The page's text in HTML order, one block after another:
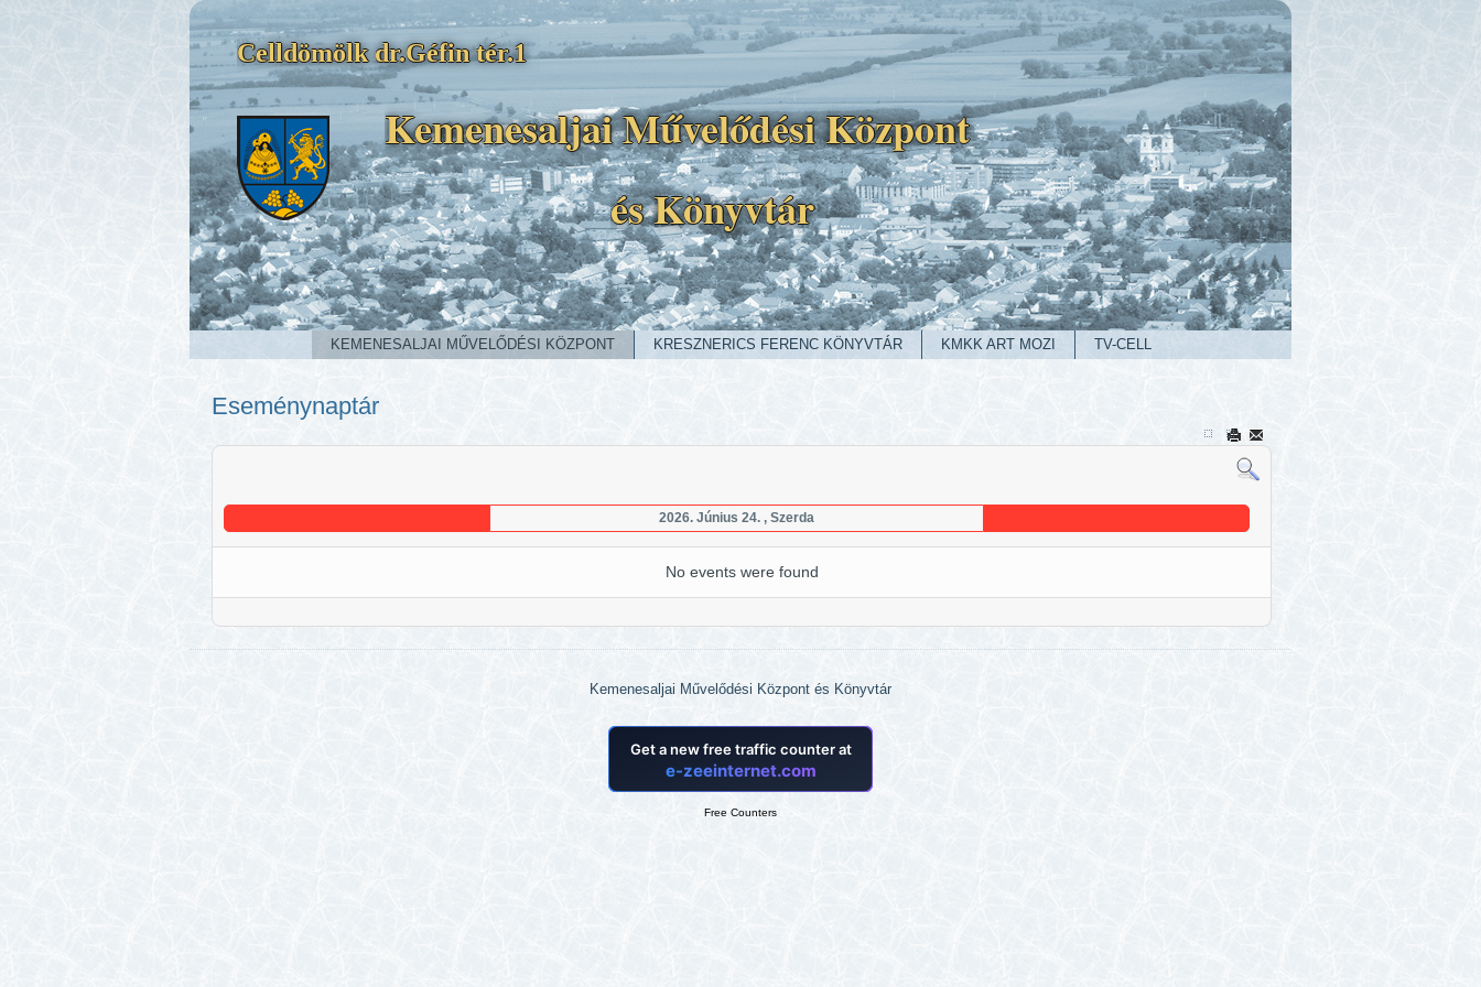
Kemenesaljai Művelődési Központ
Celldömölk dr.Géfin tér.1
és Könyvtár
KEMENESALJAI MŰVELŐDÉSI KÖZPONT KRESZNERICS FERENC KÖNYVTÁR KMKK ART MOZI TV-CELL
Eseménynaptár
2026. Június 24. , Szerda
No events were found
Kemenesaljai Művelődési Központ és Könyvtár
Free Counters